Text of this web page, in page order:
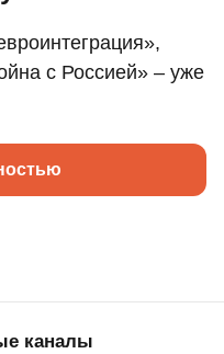
с Россией» – уже
каналы